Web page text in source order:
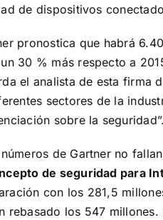
de dispositivos
pronostica que habrá
30 % más respecto a
el analista de esta firma
sectores de la
sobre la seguridad”.
de Gartner no fallan
de seguridad para
con los 281,5
rebasado los 547